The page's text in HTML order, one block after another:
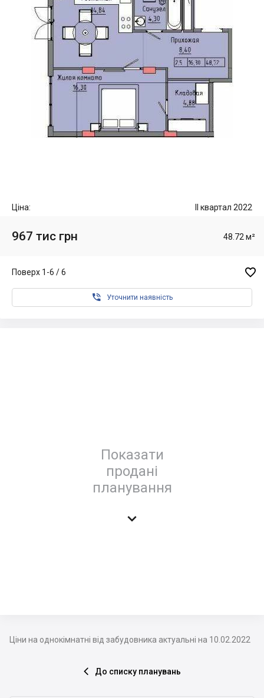
Ціна: II квартал 2022
967 тис грн 48.72 м²
Поверх 1-6 / 6 
 Уточнити наявність
Показати
продані
планування

Ціни на однокімнатні від забудовника актуальні на 10.02.2022
 До списку планувань